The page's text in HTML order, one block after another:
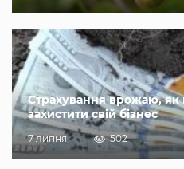
Страхування врожаю, як
захистити свій бізнес
7 липня 502